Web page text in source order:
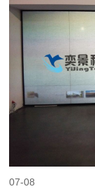
07-08